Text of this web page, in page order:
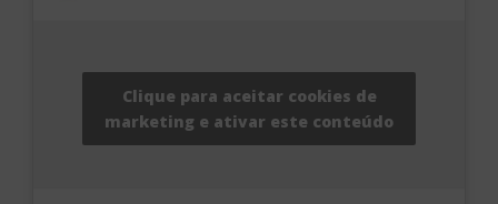
Clique para aceitar cookies de
marketing e ativar este conteúdo